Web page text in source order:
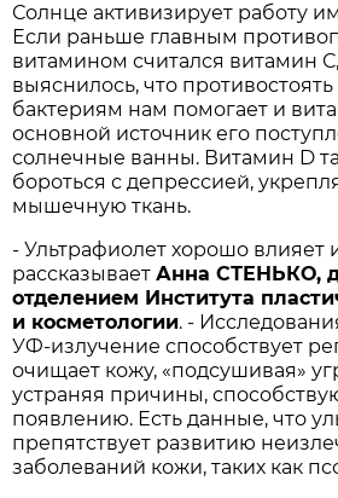
Солнце активизирует работу
Если раньше главным
витамином считался витамин
выяснилось, что
бактериям нам помогает и
основной источник его
солнечные ванны. Витамин D
бороться с депрессией,
мышечную ткань.
- Ультрафиолет хорошо влияет
рассказываетАнна СТЕНЬКО,
отделением Института
и косметологии. -
УФ-излучение способствует
очищает кожу, «подсушивая»
устраняя причины,
появлению. Есть данные, что
препятствует развитию
заболеваний кожи, таких как